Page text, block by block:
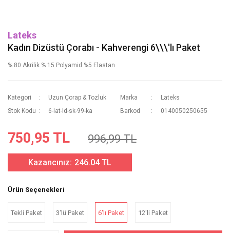
Lateks
Kadın Dizüstü Çorabı - Kahverengi 6\\\'lı Paket
% 80 Akrilik % 15 Polyamid %5 Elastan
Kategori Uzun Çorap & Tozluk Marka
Lateks
Stok Kodu
6-lat-ld-sk-99-ka Barkod 0140050250655
750,95 TL 996,99 TL
Kazancınız: 246.04 TL
Ürün Seçenekleri
Tekli Paket 3'lü Paket 6'lı Paket 12'li Paket